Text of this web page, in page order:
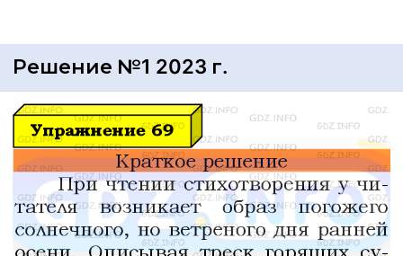
Решение №1 2023 г.